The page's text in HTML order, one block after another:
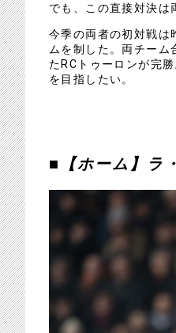
でも、この直接対決は
今季の両者の初対戦は
ムを制した。両チーム
たRCトゥーロンが完
を目指したい。
■【ホーム】ラ